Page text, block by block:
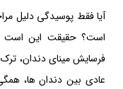
آیا فقط پوسیدگی دلیل
است؟ حقیقت این است
فرسایش مینای دندان،
عادی بین دندان ها،